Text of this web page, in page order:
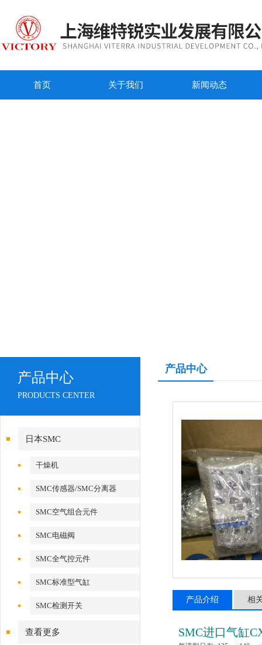
首页 关于我们 新闻动态
产品中心
PRODUCTS CENTER
日本SMC
干燥机
SMC传感器/SMC分离器
SMC空气组合元件
SMC电磁阀
SMC全气控元件
SMC标准型气缸
SMC检测开关
查看更多
产品中心
产品介绍 相
SMC进口气缸